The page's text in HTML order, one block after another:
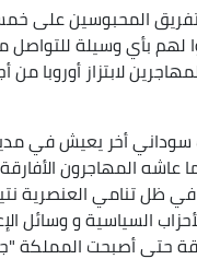
تفريق المحبوسين على
بأي وسيلة للتواصل مع
لابتزاز أوروبا من
أخر يعيش في مدينة
ما عاشه المهاجرون
ظل تنامي العنصرية
السياسية و وسائل
حتى أصبحت المملكة